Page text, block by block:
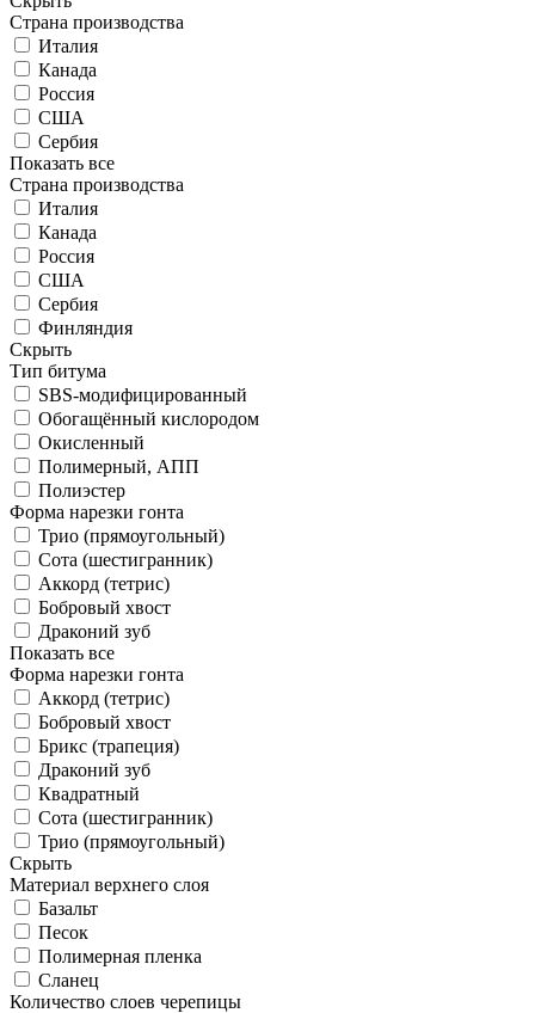
Страна производства
Италия
Канада
Россия
США
Сербия
Показать все
Страна производства
Италия
Канада
Россия
США
Сербия
Финляндия
Скрыть
Тип битума
SBS-модифицированный
Обогащённый кислородом
Окисленный
Полимерный, АПП
Полиэстер
Форма нарезки гонта
Трио (прямоугольный)
Сота (шестигранник)
Аккорд (тетрис)
Бобровый хвост
Драконий зуб
Показать все
Форма нарезки гонта
Аккорд (тетрис)
Бобровый хвост
Брикс (трапеция)
Драконий зуб
Квадратный
Сота (шестигранник)
Трио (прямоугольный)
Скрыть
Материал верхнего слоя
Базальт
Песок
Полимерная пленка
Сланец
Количество слоев черепицы